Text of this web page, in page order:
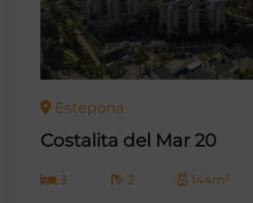
Estepona
Costalita del Mar 20
3 2 144m²